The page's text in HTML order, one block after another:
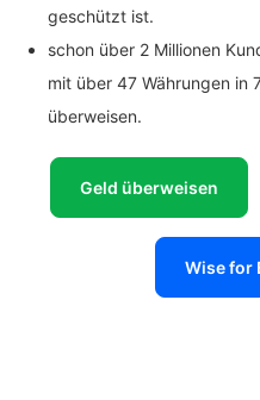
geschützt ist.
schon über 2 Millionen
mit über 47 Währungen in
überweisen.
Geld überweisen
Wise for